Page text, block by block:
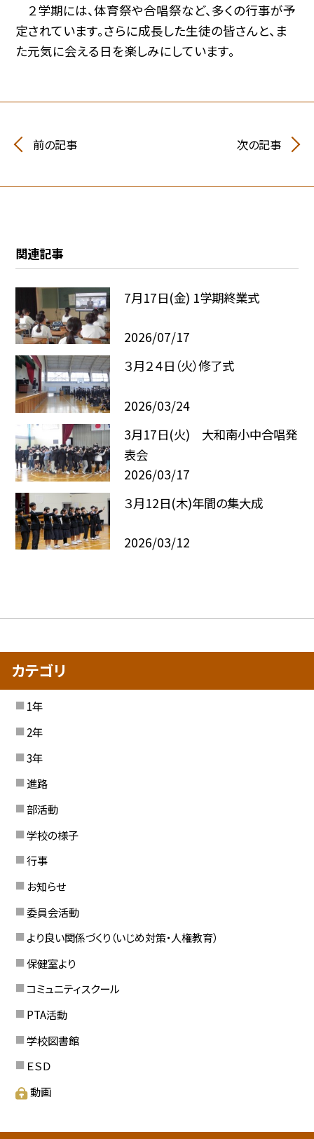
２学期には、体育祭や合唱祭など、多くの行事が予
定されています。さらに成長した生徒の皆さんと、ま
た元気に会える日を楽しみにしています。
前の記事 次の記事
関連記事
7月17日(金) 1学期終業式
2026/07/17
３月２４日（火）修了式
2026/03/24
3月17日(火) 大和南小中合唱発
表会
2026/03/17
３月12日(木)年間の集大成
2026/03/12
カテゴリ
1年
2年
3年
進路
部活動
学校の様子
行事
お知らせ
委員会活動
より良い関係づくり（いじめ対策・人権教育）
保健室より
コミュニティスクール
PTA活動
学校図書館
ＥＳＤ
動画